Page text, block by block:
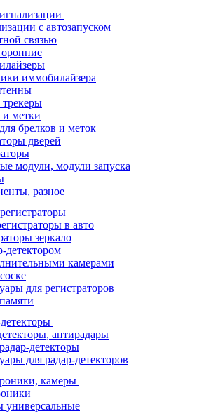
с автозапуском
связью
иммобилайзера
и метки
брелков и меток
дверей
модули, модули запуска
разное
в авто
зеркало
детектором
камерами
для регистраторов
антирадары
детекторы
для радар-детекторов
камеры
универсальные